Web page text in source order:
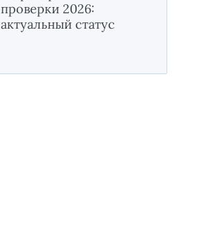
проверки 2026:
актуальный статус